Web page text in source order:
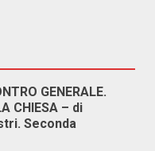
GENERALE.
CHIESA – di
Seconda